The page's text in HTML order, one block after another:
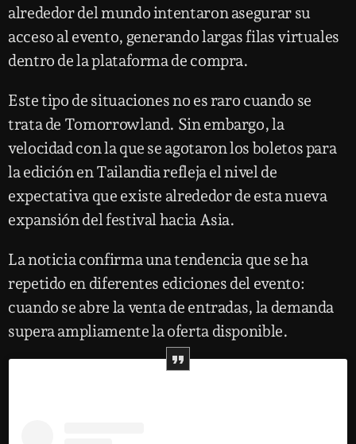
alrededor del mundo intentaron asegurar su
acceso al evento, generando largas filas virtuales
dentro de la plataforma de compra.
Este tipo de situaciones no es raro cuando se
trata de Tomorrowland. Sin embargo, la
velocidad con la que se agotaron los boletos para
la edición en Tailandia refleja el nivel de
expectativa que existe alrededor de esta nueva
expansión del festival hacia Asia.
La noticia confirma una tendencia que se ha
repetido en diferentes ediciones del evento:
cuando se abre la venta de entradas, la demanda
supera ampliamente la oferta disponible.